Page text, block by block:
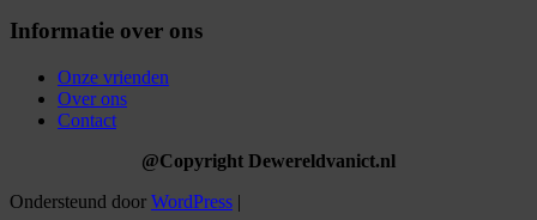
Informatie over ons
Onze vrienden
Over ons
Contact
@Copyright Dewereldvanict.nl
Ondersteund door WordPress |